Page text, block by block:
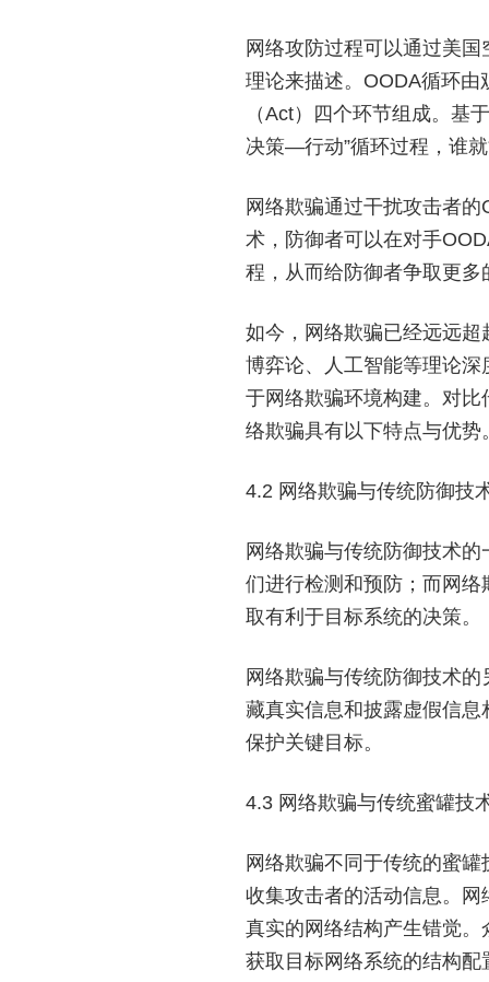
网络攻防过程可以通过美
理论来描述。OODA循环
（Act）四个环节组成。
决策—行动”循环过程，谁
网络欺骗通过干扰攻击者
术，防御者可以在对手
程，从而给防御者争取更
如今，网络欺骗已经远远
博弈论、人工智能等理论
于网络欺骗环境构建。对
络欺骗具有以下特点与优势
4.2 网络欺骗与传统防御技
网络欺骗与传统防御技术
们进行检测和预防；而网
取有利于目标系统的决策。
网络欺骗与传统防御技术
藏真实信息和披露虚假信
保护关键目标。
4.3 网络欺骗与传统蜜罐技
网络欺骗不同于传统的蜜
收集攻击者的活动信息。
真实的网络结构产生错觉
获取目标网络系统的结构